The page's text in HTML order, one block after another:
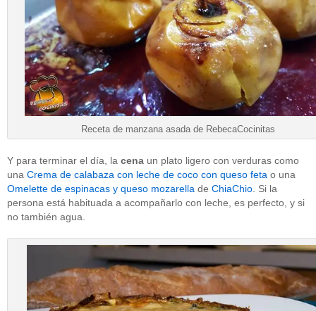
Receta de manzana asada de RebecaCocinitas
Y para terminar el día, la cena un plato ligero con verduras como
una Crema de calabaza con leche de coco con queso feta o una
Omelette de espinacas y queso mozarella de ChiaChio . Si la
persona está habituada a acompañarlo con leche, es perfecto, y si
no también agua.